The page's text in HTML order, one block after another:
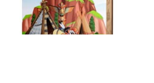
© Holly & Claire GmbH